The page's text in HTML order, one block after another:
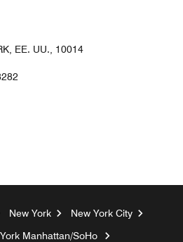
EE. UU., 10014
New York
New York City
Manhattan/SoHo